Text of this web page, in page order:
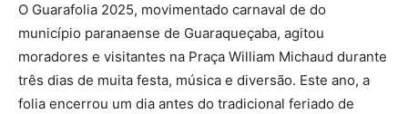
O Guarafolia 2025, movimentado carnaval de do
município paranaense de Guaraqueçaba, agitou
moradores e visitantes na Praça William Michaud durante
três dias de muita festa, música e diversão. Este ano, a
folia encerrou um dia antes do tradicional feriado de